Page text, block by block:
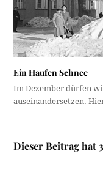
Ein Haufen Schnee
Im Dezember dürfen
auseinandersetzen.
Dieser Beitrag hat